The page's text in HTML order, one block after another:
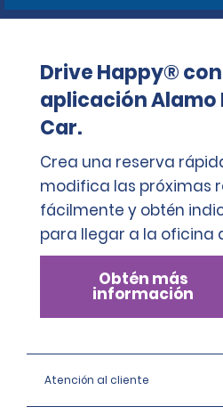
Drive Happy®
aplicación
Car.
Crea una reserva
modifica las próximas
fácilmente y obtén
para llegar a la oficina
Obtén más
información
Atención al cliente